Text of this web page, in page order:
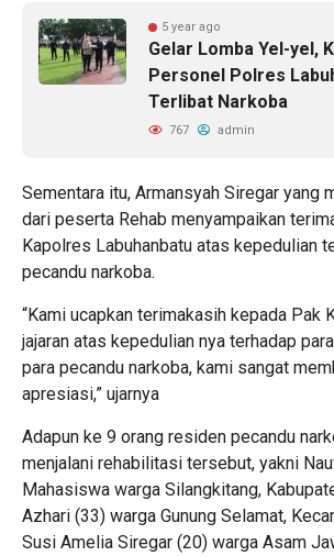
5 year ago
Gelar Lomba Yel-yel,
Personel Polres
Terlibat Narkoba
767 admin
Sementara itu, Armansyah Siregar yang
dari peserta Rehab menyampaikan
Kapolres Labuhanbatu atas kepedulian
pecandu narkoba.
“Kami ucapkan terimakasih kepada Pak
jajaran atas kepedulian nya terhadap
para pecandu narkoba, kami sangat
apresiasi,” ujarnya
Adapun ke 9 orang residen pecandu
menjalani rehabilitasi tersebut, yakni
Mahasiswa warga Silangkitang,
Azhari (33) warga Gunung Selamat,
Susi Amelia Siregar (20) warga Asam